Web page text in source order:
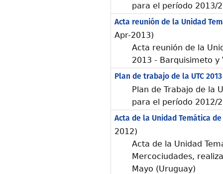
para el período 2013/
Acta reunión de la Unidad
Apr-2013)
Acta reunión de la
2013 - Barquisimeto y
Plan de trabajo de la UTC 2013
Plan de Trabajo de la
para el período 2012/
Acta de la Unidad Temática
2012)
Acta de la Unidad
Mercociudades,
Mayo (Uruguay)